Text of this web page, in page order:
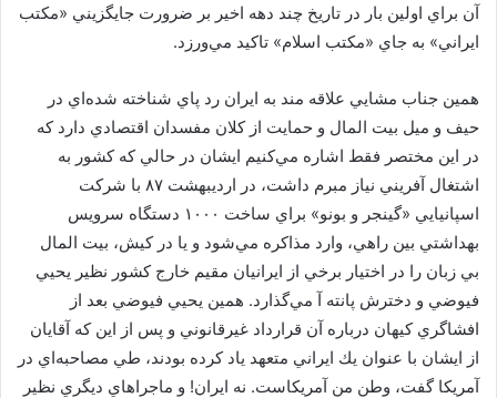
آن براي اولين بار در تاريخ چند دهه اخير بر ضرورت جايگزيني «مكتب
ايراني» به جاي «مكتب اسلام» تاكيد مي‌ورزد.
همين جناب مشايي علاقه مند به ايران رد پاي شناخته شده‌اي در
حيف و ميل بيت المال و حمايت از كلان مفسدان اقتصادي دارد كه
در اين مختصر فقط اشاره مي‌كنيم ايشان در حالي كه كشور به
اشتغال آفريني نياز مبرم داشت، در ارديبهشت ۸۷ با شركت
اسپانيايي «گينجر و بونو» براي ساخت ۱۰۰۰ دستگاه سرويس
بهداشتي بين راهي، وارد مذاكره مي‌شود و يا در كيش، بيت المال
بي زبان را در اختيار برخي از ايرانيان مقيم خارج كشور نظير يحيي
فيوضي و دخترش پانته آ مي‌گذارد. همين يحيي فيوضي بعد از
افشاگري كيهان درباره آن قرارداد غيرقانوني و پس از اين كه آقايان
از ايشان با عنوان يك ايراني متعهد ياد كرده بودند، طي مصاحبه‌اي در
آمريكا گفت، وطن من آمريكاست. نه ايران! و ماجراهاي ديگري نظير